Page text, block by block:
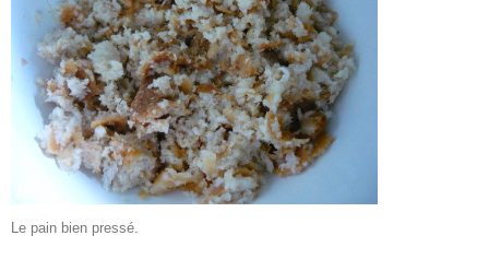
Le pain bien pressé.